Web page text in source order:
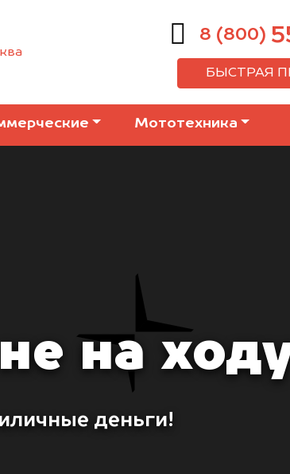
8 (800)
БЫСТРАЯ
Мототехника
на
деньги!